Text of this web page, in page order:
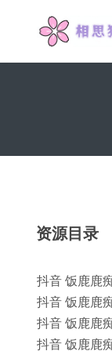
资源目录
抖音 饭鹿鹿
抖音 饭鹿鹿
抖音 饭鹿鹿
抖音 饭鹿鹿